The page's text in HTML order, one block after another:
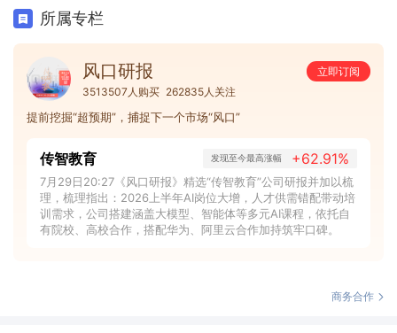
所属专栏
风口研报
立即订阅
3513507人购买 262835人关注
提前挖掘“超预期”，捕捉下一个市场“风口”
传智教育 发现至今最高涨幅 +62.91%
7月29日20:27《风口研报》精选“传智教育”公司研报并加以梳
理，梳理指出：2026上半年AI岗位大增，人才供需错配带动培
训需求，公司搭建涵盖大模型、智能体等多元AI课程，依托自
有院校、高校合作，搭配华为、阿里云合作加持筑牢口碑。
商务合作